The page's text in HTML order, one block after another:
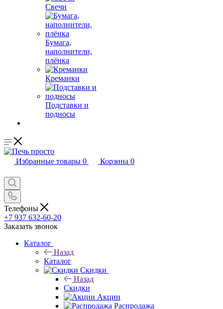
Свечи
Бумага,
наполнители,
плёнка
Креманки
Подставки и
подносы
Избранные товары 0 Корзина 0
Телефоны
+7 937 632-60-20
Заказать звонок
Каталог
Назад
Каталог
Скидки
Назад
Скидки
Акции
Распродажа